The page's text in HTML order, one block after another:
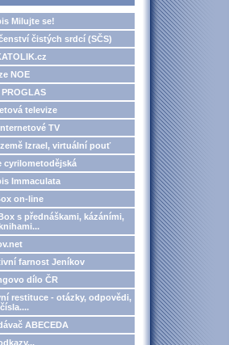
Milujte se!
čistých srdcí (SČS)
NOE
televize
TV
Izrael, virtuální pouť
cyrilometodějská
Immaculata
on-line
s přednáškami, kázáními,
farnost Jeníkov
dílo ČR
restituce - otázky, odpovědi,
ABECEDA